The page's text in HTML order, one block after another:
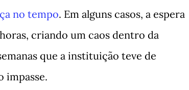
no tempo. Em alguns casos, a espera
criando um caos dentro da
que a instituição teve de
impasse.